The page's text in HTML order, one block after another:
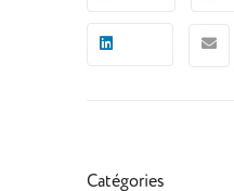
Catégories